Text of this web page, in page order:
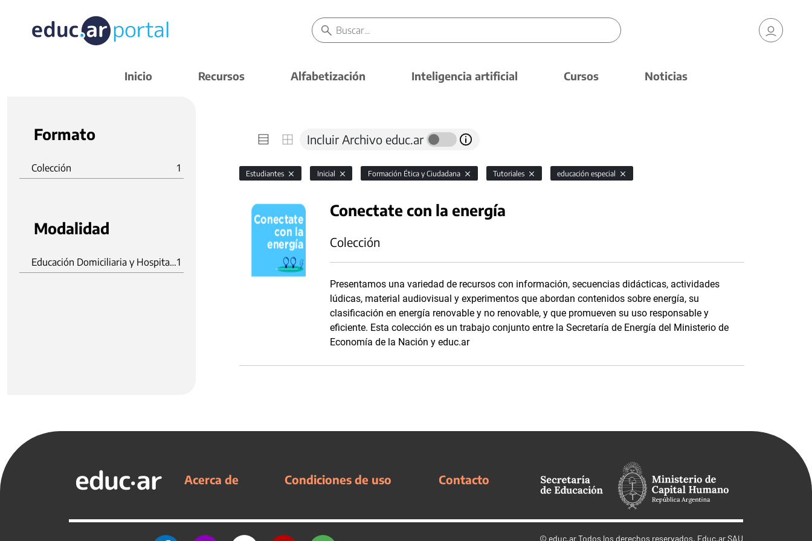
Inicio Recursos Alfabetización Inteligencia artificial Cursos Noticias
Formato
Colección 1
Modalidad
Educación Domiciliaria y Hospitalaria1
Incluir Archivo educ.ar
Estudiantes Inicial Formación Ética y Ciudadana Tutoriales educación especial
Conectate con la energía
Colección
Presentamos una variedad de recursos con información, secuencias didácticas, actividades
lúdicas, material audiovisual y experimentos que abordan contenidos sobre energía, su
clasificación en energía renovable y no renovable, y que promueven su uso responsable y
eficiente. Esta colección es un trabajo conjunto entre la Secretaría de Energía del Ministerio de
Economía de la Nación y educ.ar
Acerca de Condiciones de uso Contacto
© educ.arTodos los derechos reservados. Educ.ar SAU